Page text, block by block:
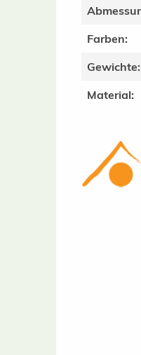
Farben:
Gewichte:
Material: